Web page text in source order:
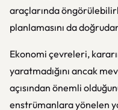
araçlarında
planlamasını da
Ekonomi çevreleri,
yaratmadığını ancak
açısından önemli
enstrümanlara yönelen